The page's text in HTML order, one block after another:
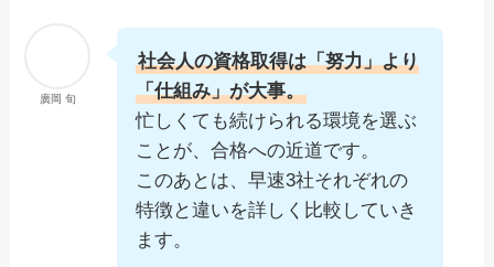
廣岡 旬
社会人の資格取得は「努力」より
「仕組み」が大事。
忙しくても続けられる環境を選ぶ
ことが、合格への近道です。
このあとは、早速3社それぞれの
特徴と違いを詳しく比較していき
ます。